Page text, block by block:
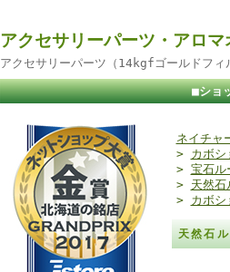
アクセサリーパーツ・アロ
アクセサリーパーツ（14kgfゴールドフィ
■ショ
ネイチャ
> カボシ
> 宝石ル
> 天然石
> カボシ
天然石